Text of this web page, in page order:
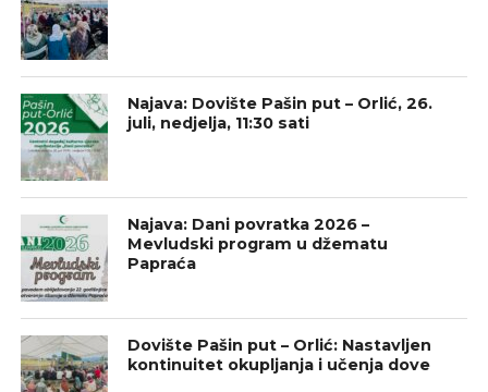
Najava: Dovište Pašin put – Orlić, 26.
juli, nedjelja, 11:30 sati
Najava: Dani povratka 2026 –
Mevludski program u džematu
Papraća
Dovište Pašin put – Orlić: Nastavljen
kontinuitet okupljanja i učenja dove